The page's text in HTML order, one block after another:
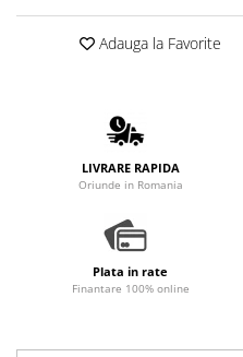
Adauga la Favorite
LIVRARE RAPIDA
Oriunde in Romania
Plata in rate
Finantare 100% online